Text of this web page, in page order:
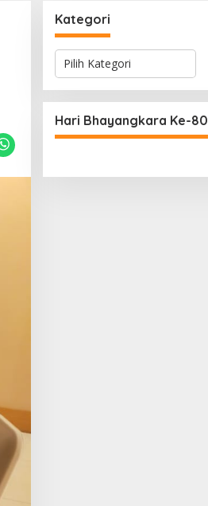
Kategori
K
e
g
o
r
Hari Bhayangkara Ke-80